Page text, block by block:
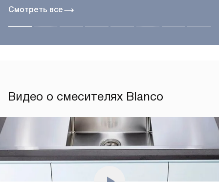
Смотреть все
Видео о смесителях Blanco